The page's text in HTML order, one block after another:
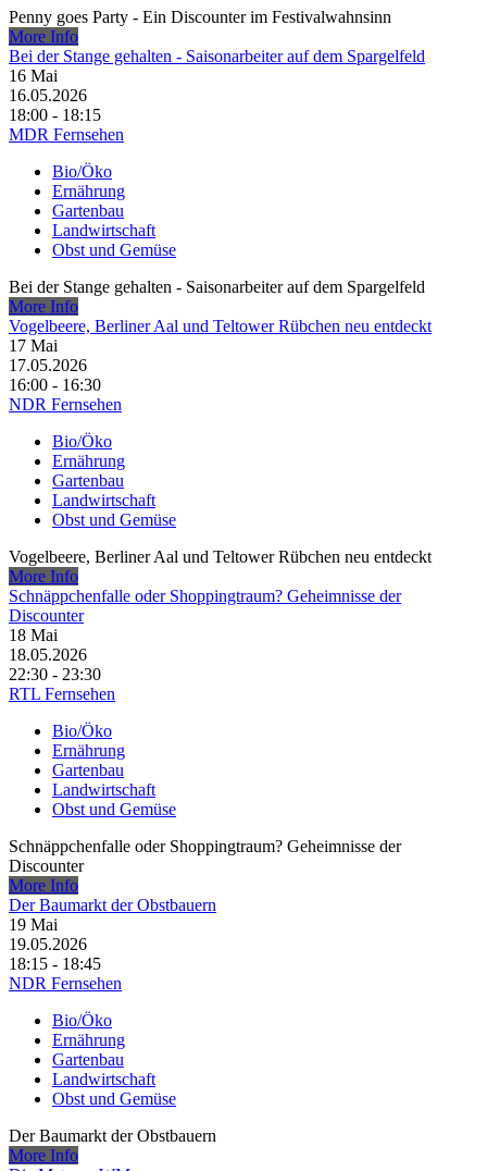
Penny goes Party - Ein Discounter im Festivalwahnsinn
More Info
Bei der Stange gehalten - Saisonarbeiter auf dem Spargelfeld
16 Mai
16.05.2026
18:00 - 18:15
MDR Fernsehen
Bio/Öko
Ernährung
Gartenbau
Landwirtschaft
Obst und Gemüse
Bei der Stange gehalten - Saisonarbeiter auf dem Spargelfeld
More Info
Vogelbeere, Berliner Aal und Teltower Rübchen neu entdeckt
17 Mai
17.05.2026
16:00 - 16:30
NDR Fernsehen
Bio/Öko
Ernährung
Gartenbau
Landwirtschaft
Obst und Gemüse
Vogelbeere, Berliner Aal und Teltower Rübchen neu entdeckt
More Info
Schnäppchenfalle oder Shoppingtraum? Geheimnisse der
Discounter
18 Mai
18.05.2026
22:30 - 23:30
RTL Fernsehen
Bio/Öko
Ernährung
Gartenbau
Landwirtschaft
Obst und Gemüse
Schnäppchenfalle oder Shoppingtraum? Geheimnisse der
Discounter
More Info
Der Baumarkt der Obstbauern
19 Mai
19.05.2026
18:15 - 18:45
NDR Fernsehen
Bio/Öko
Ernährung
Gartenbau
Landwirtschaft
Obst und Gemüse
Der Baumarkt der Obstbauern
More Info